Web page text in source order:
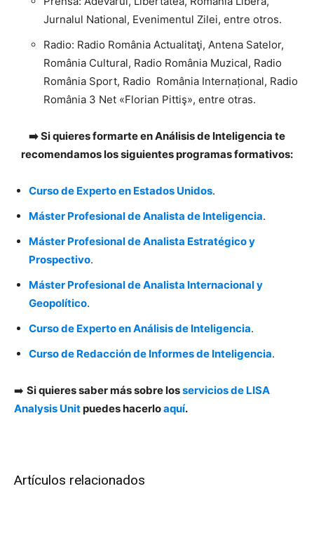
Jurnalul National, Evenimentul Zilei, entre otros.
Radio: Radio România Actualitaţi, Antena Satelor,
România Cultural, Radio România Muzical, Radio
România Sport, Radio România Internațional, Radio
România 3 Net «Florian Pittiş», entre otras.
➡️ Si quieres formarte en Análisis de Inteligencia te
recomendamos los siguientes programas formativos:
Curso de Experto en Estados Unidos.
Máster Profesional de Analista de Inteligencia.
Máster Profesional de Analista Estratégico y
Prospectivo.
Máster Profesional de Analista Internacional y
Geopolítico.
Curso de Experto en Análisis de Inteligencia.
Curso de Redacción de Informes de Inteligencia.
➡️ Si quieres saber más sobre losservicios de LISA
Analysis Unitpuedes hacerloaquí.
Artículos relacionados